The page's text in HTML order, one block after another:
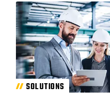
SOLUTIONS